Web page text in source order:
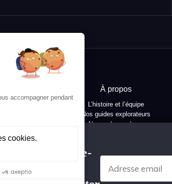
Abonne-
À propos
L’histoire et l’équipe
Nos guides explorateurs
Nos ambassadeurs
Conditions générales d'utilisation
accompagner pendant
cookies.